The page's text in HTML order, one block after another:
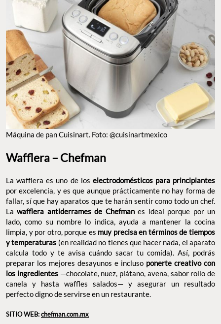
Máquina de pan Cuisinart. Foto: @cuisinartmexico
Wafflera – Chefman
La wafflera es uno de los electrodomésticos para principiantes
por excelencia, y es que aunque prácticamente no hay forma de
fallar, sí que hay aparatos que te harán sentir como todo un chef.
Lawafflera antiderrames de Chefmanes ideal porque por un
lado, como su nombre lo indica, ayuda a mantener la cocina
limpia, y por otro, porque es muy precisa en términos de tiempos
y temperaturas (en realidad no tienes que hacer nada, el aparato
calcula todo y te avisa cuándo sacar tu comida). Así, podrás
preparar los mejores desayunos e incluso ponerte creativo con
los ingredientes—chocolate, nuez, plátano, avena, sabor rollo de
canela y hasta waffles salados— y asegurar un resultado
perfecto digno de servirse en un restaurante.
SITIO WEB:chefman.com.mx